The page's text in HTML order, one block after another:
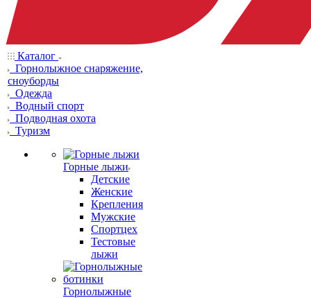
Каталог
Горнолыжное снаряжение,
сноуборды
Одежда
Водный спорт
Подводная охота
Туризм
Горные лыжи
Детские
Женские
Крепления
Мужские
Спортцех
Тестовые
лыжи
Горнолыжные